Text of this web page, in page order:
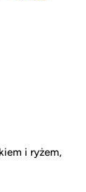
i ryżem,